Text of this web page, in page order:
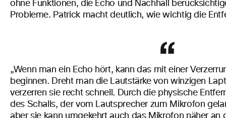
ohne Funktionen, die Echo und Nachhall
Probleme. Patrick macht deutlich, wie wichtig die
„Wenn man ein Echo hört, kann das mit einer
beginnen. Dreht man die Lautstärke von winzigen
verzerren sie recht schnell. Durch die physische
des Schalls, der vom Lautsprecher zum Mikrofon
aber sie kann umgekehrt auch das Mikrofon näher an